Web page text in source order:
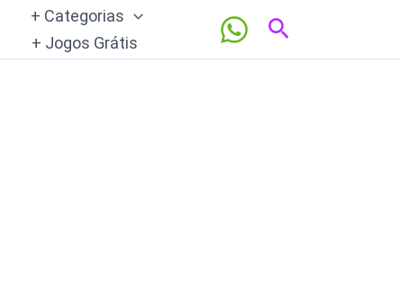
+ Categorias
+ Jogos Grátis
Pesquisar